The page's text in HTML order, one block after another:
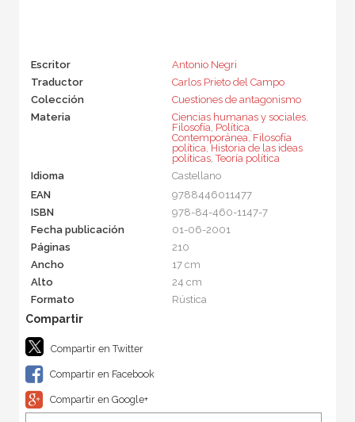
Escritor
Antonio Negri
Traductor
Carlos Prieto del Campo
Colección
Cuestiones de antagonismo
Materia
Ciencias humanas y sociales,
Filosofía, Política,
Contemporánea, Filosofía
política, Historia de las ideas
políticas,Teoría política
Idioma
Castellano
EAN
9788446011477
ISBN
978-84-460-1147-7
Fecha publicación
01-06-2001
Páginas
210
Ancho
17 cm
Alto
24 cm
Formato
Rústica
Compartir en Twitter
Compartir en Facebook
Compartir en Google+